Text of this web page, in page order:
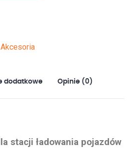
Akcesoria
dodatkowe Opinie (0)
stacji ładowania pojazdów